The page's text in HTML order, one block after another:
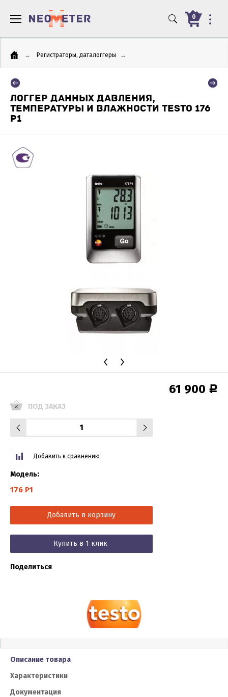
0
→ Регистраторы, даталоггеры →
ЛОГГЕР ДАННЫХ ДАВЛЕНИЯ,
ТЕМПЕРАТУРЫ И ВЛАЖНОСТИ TESTO 176
P1
61 900 Р
ПОД ЗАКАЗ
Добавить к сравнению
Модель:
176 P1
Добавить в корзину
Купить в 1 клик
Поделиться
Описание товара
Характеристики
Документация